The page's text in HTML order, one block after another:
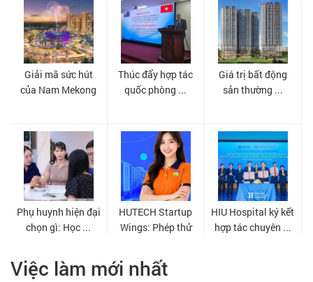
Việc làm mới nhất